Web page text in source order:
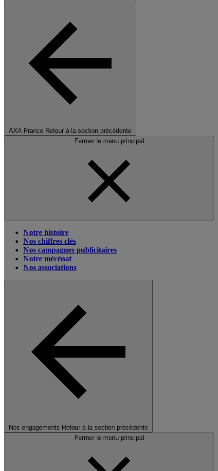
AXA France Retour à la section précédente
Fermer le menu principal
Notre histoire
Nos chiffres clés
Nos campagnes publicitaires
Notre mécénat
Nos associations
Nos engagements Retour à la section précédente
Fermer le menu principal